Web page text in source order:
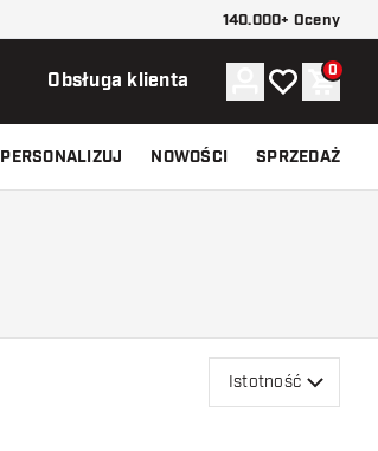
140.000+ Oceny
Obsługa klienta Konto
Moja listaKoszyk
0
PERSONALIZUJ NOWOŚCI SPRZEDAŻ
Istotność